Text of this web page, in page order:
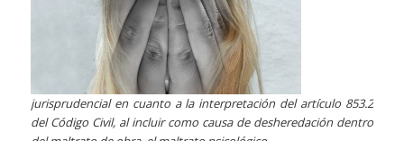
jurisprudencial en cuanto a la interpretación del artículo 853.2
del Código Civil, al incluir como causa de desheredación dentro